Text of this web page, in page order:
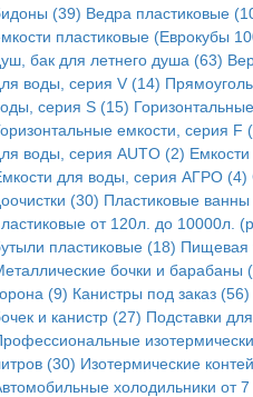
(39) Ведра пластиковые
пластиковые (Еврокубы
бак для летнего душа (63)
воды, серия V (14)
серия S (15)
емкости, серия F
воды, серия AUTO (2)
для воды, серия АГРО (4)
(30) Пластиковые ванны
от 120л. до 10000л.
пластиковые (18) Пищевая
бочки и барабаны
(9) Канистры под заказ (56)
и канистр (27) Подставки
(30) Изотермические
холодильники от